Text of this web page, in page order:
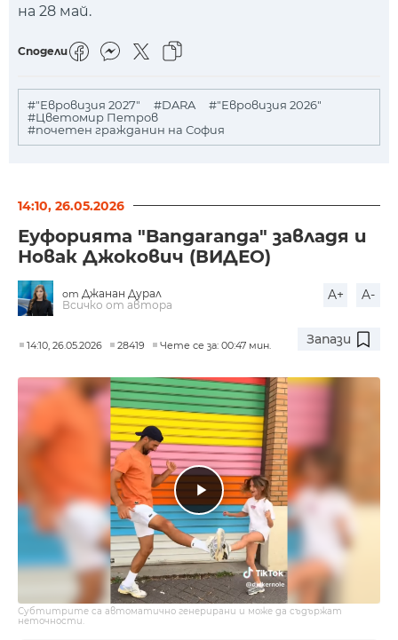
на 28 май.
Сподели
#"Евровизия 2027" #DARA
#"Евровизия 2026"
#Цветомир Петров
#почетен гражданин на София
14:10, 26.05.2026
Еуфорията "Bangaranga" завладя и
Новак Джокович (ВИДЕО)
от Джанан Дурал
Всичко от автора
A+ A-
14:10, 26.05.2026 28419 Чете се за: 00:47 мин. Запази
Субтитрите са автоматично генерирани и може да съдържат
неточности.